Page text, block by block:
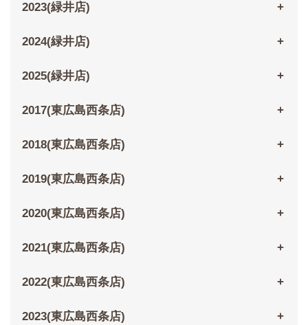
2023(緑井店)
2024(緑井店)
2025(緑井店)
2017(東広島西条店)
2018(東広島西条店)
2019(東広島西条店)
2020(東広島西条店)
2021(東広島西条店)
2022(東広島西条店)
2023(東広島西条店)